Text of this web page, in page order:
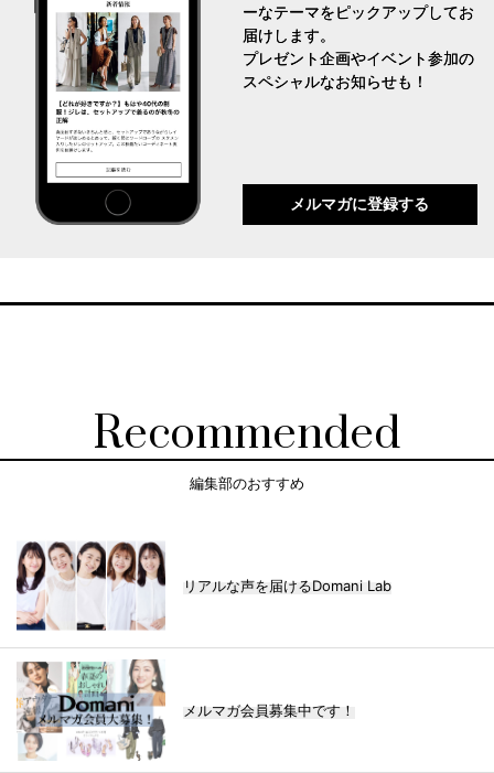
ーなテーマをピックアップしてお
届けします。
プレゼント企画やイベント参加の
スペシャルなお知らせも！
メルマガに登録する
Recommended
編集部のおすすめ
リアルな声を届けるDomani Lab
メルマガ会員募集中です！